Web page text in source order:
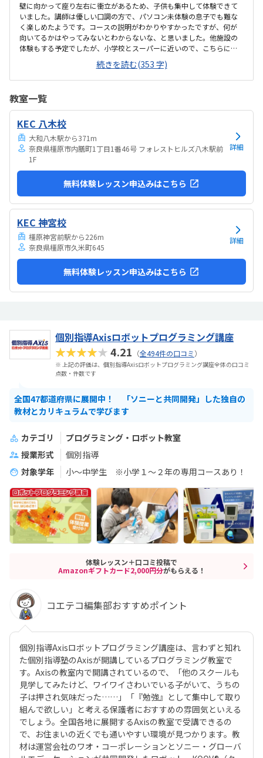
壁に向かって座り左右に衝立があるため、子供も集中して体験できて
いました。講師は優しい口調の方で、パソコン未体験の息子でも難な
く楽しめたようです。コースの説明がわかりやすかったですが、何が
向いてるかはやってみないとわからないな、と思いました。他施設の
体験もする予定でしたが、小学校とスーパーに近いので、こちらに決
めました。息子はゲーミングチェアに初めて座れて嬉しかったようで
す。開放的というよりは、落ち着いて楽しめるところが、息子には合
っていそうです。少し高いなという印象ですが、自宅のパソコンから
ました。日頃はSwitchで、マイクラやぽこあポケモンで建築を楽しん
でいます。担当の方と相談して今回のコースが向いてるんじゃないか
と勧められました。
続きを読む(353 字)
教室一覧
KEC 八木校
大和八木駅から371m
奈良県橿原市内膳町1丁目1番46号 フォレストヒルズ八木駅前
1F
詳細
無料体験レッスン申込みはこちら
KEC 神宮校
橿原神宮前駅から226m
奈良県橿原市久米町645
詳細
無料体験レッスン申込みはこちら
個別指導Axisロボットプログラミング講座
★★★★★4.21 （全494件の口コミ）
※ 上記の評価は、個別指導Axisロボットプログラミング講座全体の口コミ
点数・件数です
全国47都道府県に展開中！ 「ソニーと共同開発」した独自の
教材とカリキュラムで学びます
カテゴリ
プログラミング・ロボット教室
授業形式
個別指導
対象学年
小～中学生 ※小学１～２年の専用コースあり！
体験レッスン＋口コミ投稿で
Amazonギフトカード2,000円分がもらえる！
コエテコ編集部おすすめポイント
個別指導Axisロボットプログラミング講座は、言わずと知れ
た個別指導塾のAxisが開講しているプログラミング教室で
す。Axisの教室内で開講されているので、「他のスクールも
見学してみたけど、ワイワイさわいでいる子がいて、うちの
子は押され気味だった……」「『勉強』として集中して取り
組んで欲しい」と考える保護者におすすめの雰囲気といえる
でしょう。全国各地に展開するAxisの教室で受講できるの
で、お住まいの近くでも通いやすい環境が見つかります。教
材は運営会社のワオ・コーポレーションとソニー・グローバ